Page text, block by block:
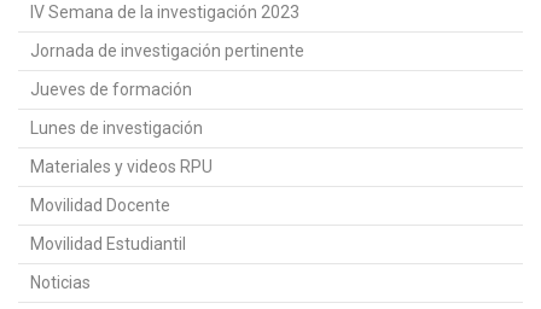
IV Semana de la investigación 2023
Jornada de investigación pertinente
Jueves de formación
Lunes de investigación
Materiales y videos RPU
Movilidad Docente
Movilidad Estudiantil
Noticias